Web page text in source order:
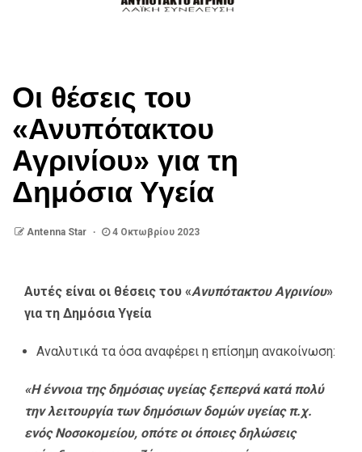
Οι θέσεις του
«Ανυπότακτου
Αγρινίου» για τη
Δημόσια Υγεία
Antenna Star 4 Οκτωβρίου 2023
Αυτές είναι οι θέσεις του «Ανυπότακτου Αγρινίου»
για τη Δημόσια Υγεία
Αναλυτικά τα όσα αναφέρει η επίσημη ανακοίνωση:
«Η έννοια της δημόσιας υγείας ξεπερνά κατά πολύ
την λειτουργία των δημόσιων δομών υγείας π.χ.
ενός Νοσοκομείου, οπότε οι όποιες δηλώσεις